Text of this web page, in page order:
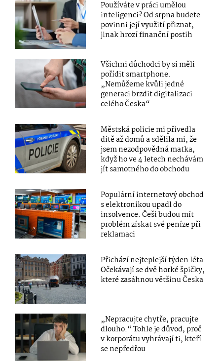
Používáte v práci umělou
inteligenci? Od srpna budete
povinni její využití přiznat,
jinak hrozí finanční postih
Všichni důchodci by si měli
pořídit smartphone.
„Nemůžeme kvůli jedné
generaci brzdit digitalizaci
celého Česka“
Městská policie mi přivedla
dítě až domů a sdělila mi, že
jsem nezodpovědná matka,
když ho ve 4 letech nechávám
jít samotného do obchodu
Populární internetový obchod
s elektronikou upadl do
insolvence. Češi budou mít
problém získat své peníze při
reklamaci
Přichází nejteplejší týden léta:
Očekávají se dvě horké špičky,
které zasáhnou většinu Česka
„Nepracujte chytře, pracujte
dlouho.“ Tohle je důvod, proč
v korporátu vyhrávají ti, kteří
se nepředřou